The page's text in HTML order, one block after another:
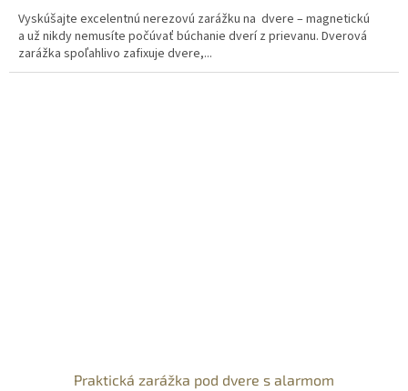
Vyskúšajte excelentnú nerezovú zarážku na dvere – magnetickú
a už nikdy nemusíte počúvať búchanie dverí z prievanu. Dverová
zarážka spoľahlivo zafixuje dvere,...
Praktická zarážka pod dvere s alarmom